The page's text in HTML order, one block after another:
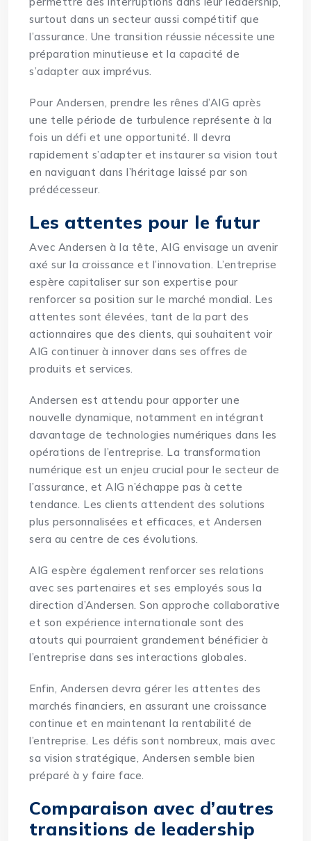
surtout dans un secteur aussi compétitif que
l’assurance. Une transition réussie nécessite une
préparation minutieuse et la capacité de
s’adapter aux imprévus.
Pour Andersen, prendre les rênes d’AIG après
une telle période de turbulence représente à la
fois un défi et une opportunité. Il devra
rapidement s’adapter et instaurer sa vision tout
en naviguant dans l’héritage laissé par son
prédécesseur.
Les attentes pour le futur
Avec Andersen à la tête, AIG envisage un avenir
axé sur la croissance et l’innovation. L’entreprise
espère capitaliser sur son expertise pour
renforcer sa position sur le marché mondial. Les
attentes sont élevées, tant de la part des
actionnaires que des clients, qui souhaitent voir
AIG continuer à innover dans ses offres de
produits et services.
Andersen est attendu pour apporter une
nouvelle dynamique, notamment en intégrant
davantage de technologies numériques dans les
opérations de l’entreprise. La transformation
numérique est un enjeu crucial pour le secteur de
l’assurance, et AIG n’échappe pas à cette
tendance. Les clients attendent des solutions
plus personnalisées et efficaces, et Andersen
sera au centre de ces évolutions.
AIG espère également renforcer ses relations
avec ses partenaires et ses employés sous la
direction d’Andersen. Son approche collaborative
et son expérience internationale sont des
atouts qui pourraient grandement bénéficier à
l’entreprise dans ses interactions globales.
Enfin, Andersen devra gérer les attentes des
marchés financiers, en assurant une croissance
continue et en maintenant la rentabilité de
l’entreprise. Les défis sont nombreux, mais avec
sa vision stratégique, Andersen semble bien
préparé à y faire face.
Comparaison avec d’autres
transitions de leadership